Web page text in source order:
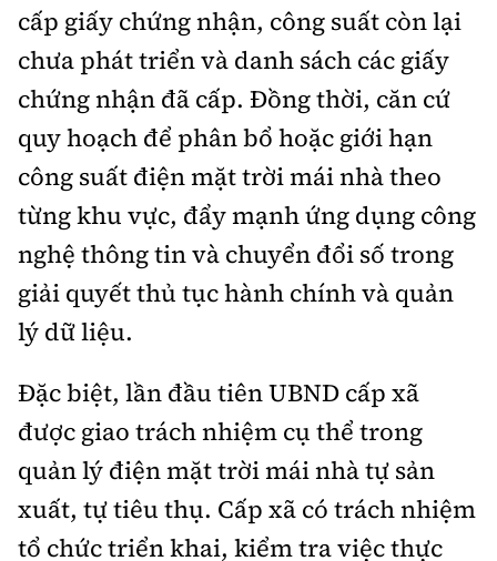
cấp giấy chứng nhận, công suất còn lại
chưa phát triển và danh sách các giấy
chứng nhận đã cấp. Đồng thời, căn cứ
quy hoạch để phân bổ hoặc giới hạn
công suất điện mặt trời mái nhà theo
từng khu vực, đẩy mạnh ứng dụng công
nghệ thông tin và chuyển đổi số trong
giải quyết thủ tục hành chính và quản
lý dữ liệu.
Đặc biệt, lần đầu tiên UBND cấp xã
được giao trách nhiệm cụ thể trong
quản lý điện mặt trời mái nhà tự sản
xuất, tự tiêu thụ. Cấp xã có trách nhiệm
tổ chức triển khai, kiểm tra việc thực